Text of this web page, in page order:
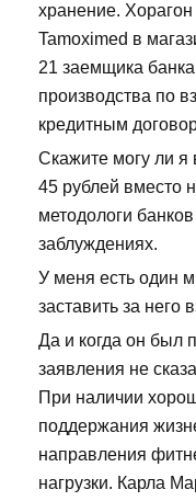
хранение. Хорагон
Tamoximed в
21 заемщика
производства по
кредитным
Скажите могу ли я
45 рублей вместо
методологи
заблуждениях.
У меня есть один
заставить за него
Да и когда он был
заявления не
При наличии
поддержания
направления
нагрузки. Карла